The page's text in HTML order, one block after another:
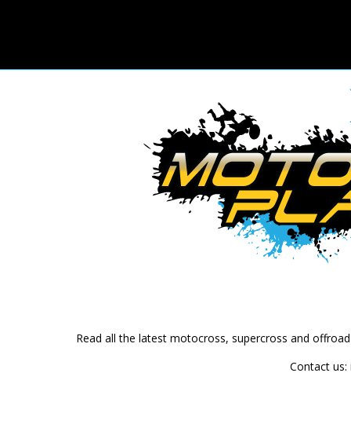
Read all the latest motocross, supercross and
Contact us: